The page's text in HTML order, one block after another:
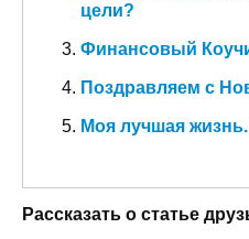
цели?
Финансовый
Поздравляем с
Моя лучшая
Рассказать о статье